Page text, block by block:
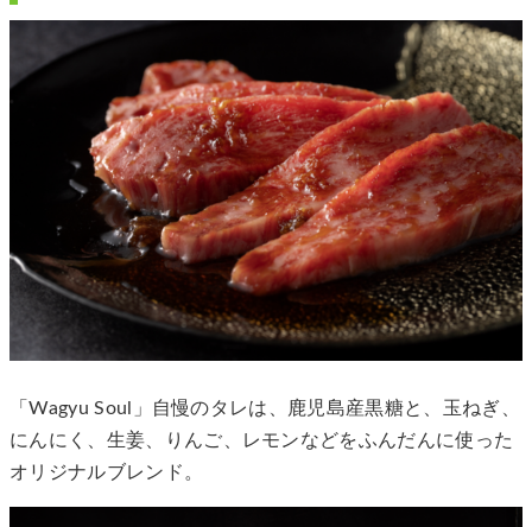
「Wagyu Soul」自慢のタレは、鹿児島産黒糖と、玉ねぎ、
にんにく、生姜、りんご、レモンなどをふんだんに使った
オリジナルブレンド。